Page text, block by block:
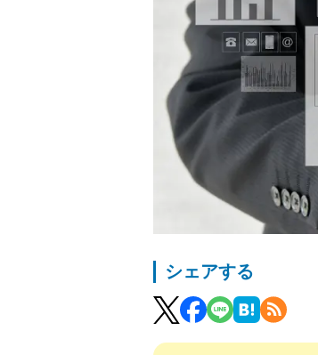
シェアする